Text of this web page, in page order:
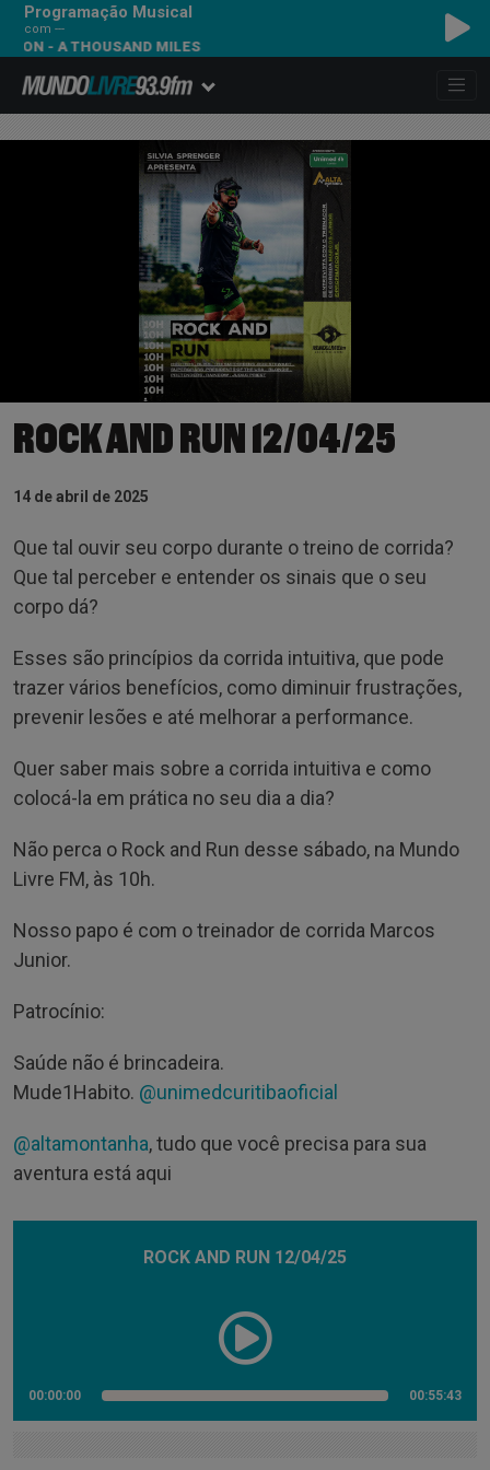
Programação Musical
com ---
- A THOUSAND MILES
ROCK AND RUN 12/04/25
14 de abril de 2025
Que tal ouvir seu corpo durante o treino de corrida?
Que tal perceber e entender os sinais que o seu
corpo dá?
Esses são princípios da corrida intuitiva, que pode
trazer vários benefícios, como diminuir frustrações,
prevenir lesões e até melhorar a performance.
Quer saber mais sobre a corrida intuitiva e como
colocá-la em prática no seu dia a dia?
Não perca o Rock and Run desse sábado, na Mundo
Livre FM, às 10h.
Nosso papo é com o treinador de corrida Marcos
Junior.
Patrocínio:
Saúde não é brincadeira.
Mude1Habito. @unimedcuritibaoficial
@altamontanha, tudo que você precisa para sua
aventura está aqui
ROCK AND RUN 12/04/25
00:00:00 00:55:43